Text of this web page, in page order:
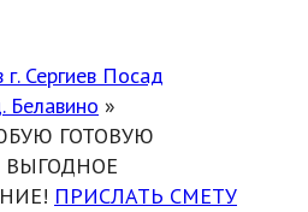
Сергиев Посад
»
ГОТОВУЮ
ПРИСЛАТЬ СМЕТУ